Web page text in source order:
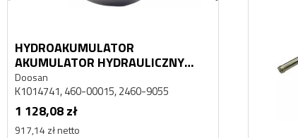
HYDROAKUMULATOR
AKUMULATOR HYDRAULICZNY
DAEWOO DOOSAN MEGA 500
Doosan
K1014741, 460-00015, 2460-9055
1 128,08 zł
917,14 zł netto